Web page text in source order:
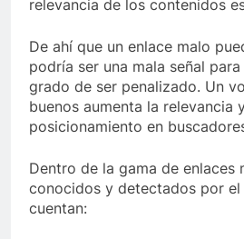
relevancia de los contenidos
De ahí que un enlace malo
podría ser una mala señal
grado de ser penalizado. Un
buenos aumenta la relevancia
posicionamiento en
Dentro de la gama de enlaces
conocidos y detectados por
cuentan: